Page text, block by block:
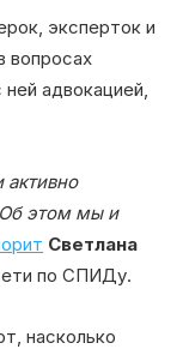
эксперток и
вопросах
адвокацией,
активно
этом мы и
Светлана
по СПИДу.
насколько